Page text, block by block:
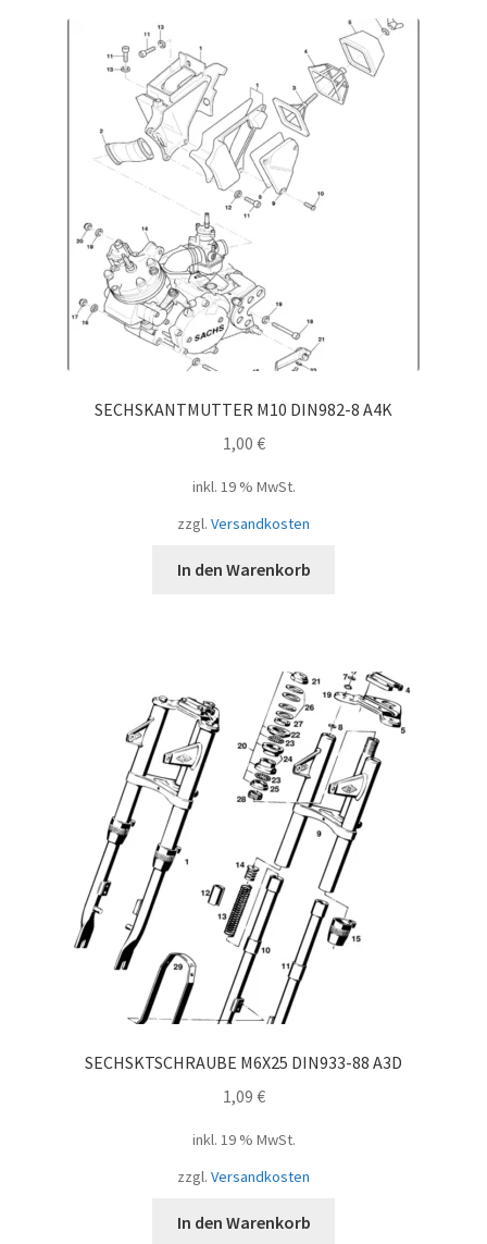
SECHSKANTMUTTER M10 DIN982-8 A4K
1,00 €
inkl. 19 % MwSt.
zzgl. Versandkosten
In den Warenkorb
SECHSKTSCHRAUBE M6X25 DIN933-88 A3D
1,09 €
inkl. 19 % MwSt.
zzgl. Versandkosten
In den Warenkorb